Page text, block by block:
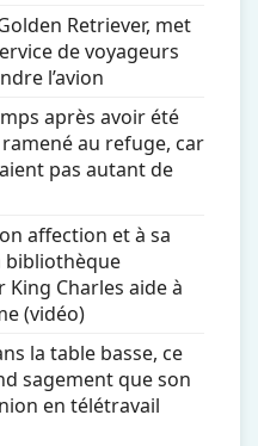
Retriever, met
de voyageurs
l’avion
après avoir été
au refuge, car
pas autant de
affection et à sa
bibliothèque
King Charles aide à
(vidéo)
la table basse, ce
sagement que son
en télétravail